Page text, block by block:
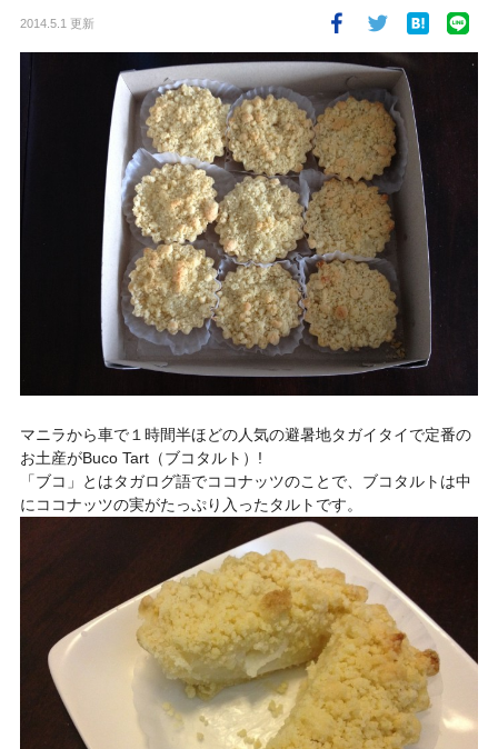
2014.5.1 更新
マニラから車で１時間半ほどの人気の避暑地タガイタイで定番の
お土産がBuco Tart（ブコタルト）!
「ブコ」とはタガログ語でココナッツのことで、ブコタルトは中
にココナッツの実がたっぷり入ったタルトです。